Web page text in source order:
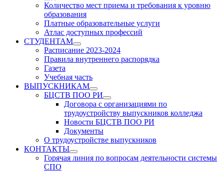
Количество мест приема и требования к уровню
образования
Платные образовательные услуги
Атлас доступных профессий
СТУДЕНТАМ
Show
sub
menu
Расписание 2023-2024
Правила внутреннего распорядка
Газета
Учебная часть
ВЫПУСКНИКАМ
Show
sub
menu
БЦСТВ ПОО РИ
Show
sub
menu
Договора с организациями по
трудоустройству выпускников колледжа
Новости БЦСТВ ПОО РИ
Документы
О трудоустройстве выпускников
КОНТАКТЫ
Show
sub
Горячая линия по вопросам деятельности системы
СПО